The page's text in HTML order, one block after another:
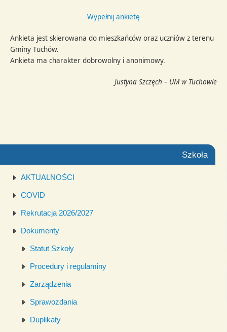
Wypełnij ankietę
Ankieta jest skierowana do mieszkańców oraz uczniów z terenu
Gminy Tuchów.
Ankieta ma charakter dobrowolny i anonimowy.
Justyna Szczęch – UM w Tuchowie
Szkoła
AKTUALNOŚCI
COVID
Rekrutacja 2026/2027
Dokumenty
Statut Szkoły
Procedury i regulaminy
Zarządzenia
Sprawozdania
Duplikaty